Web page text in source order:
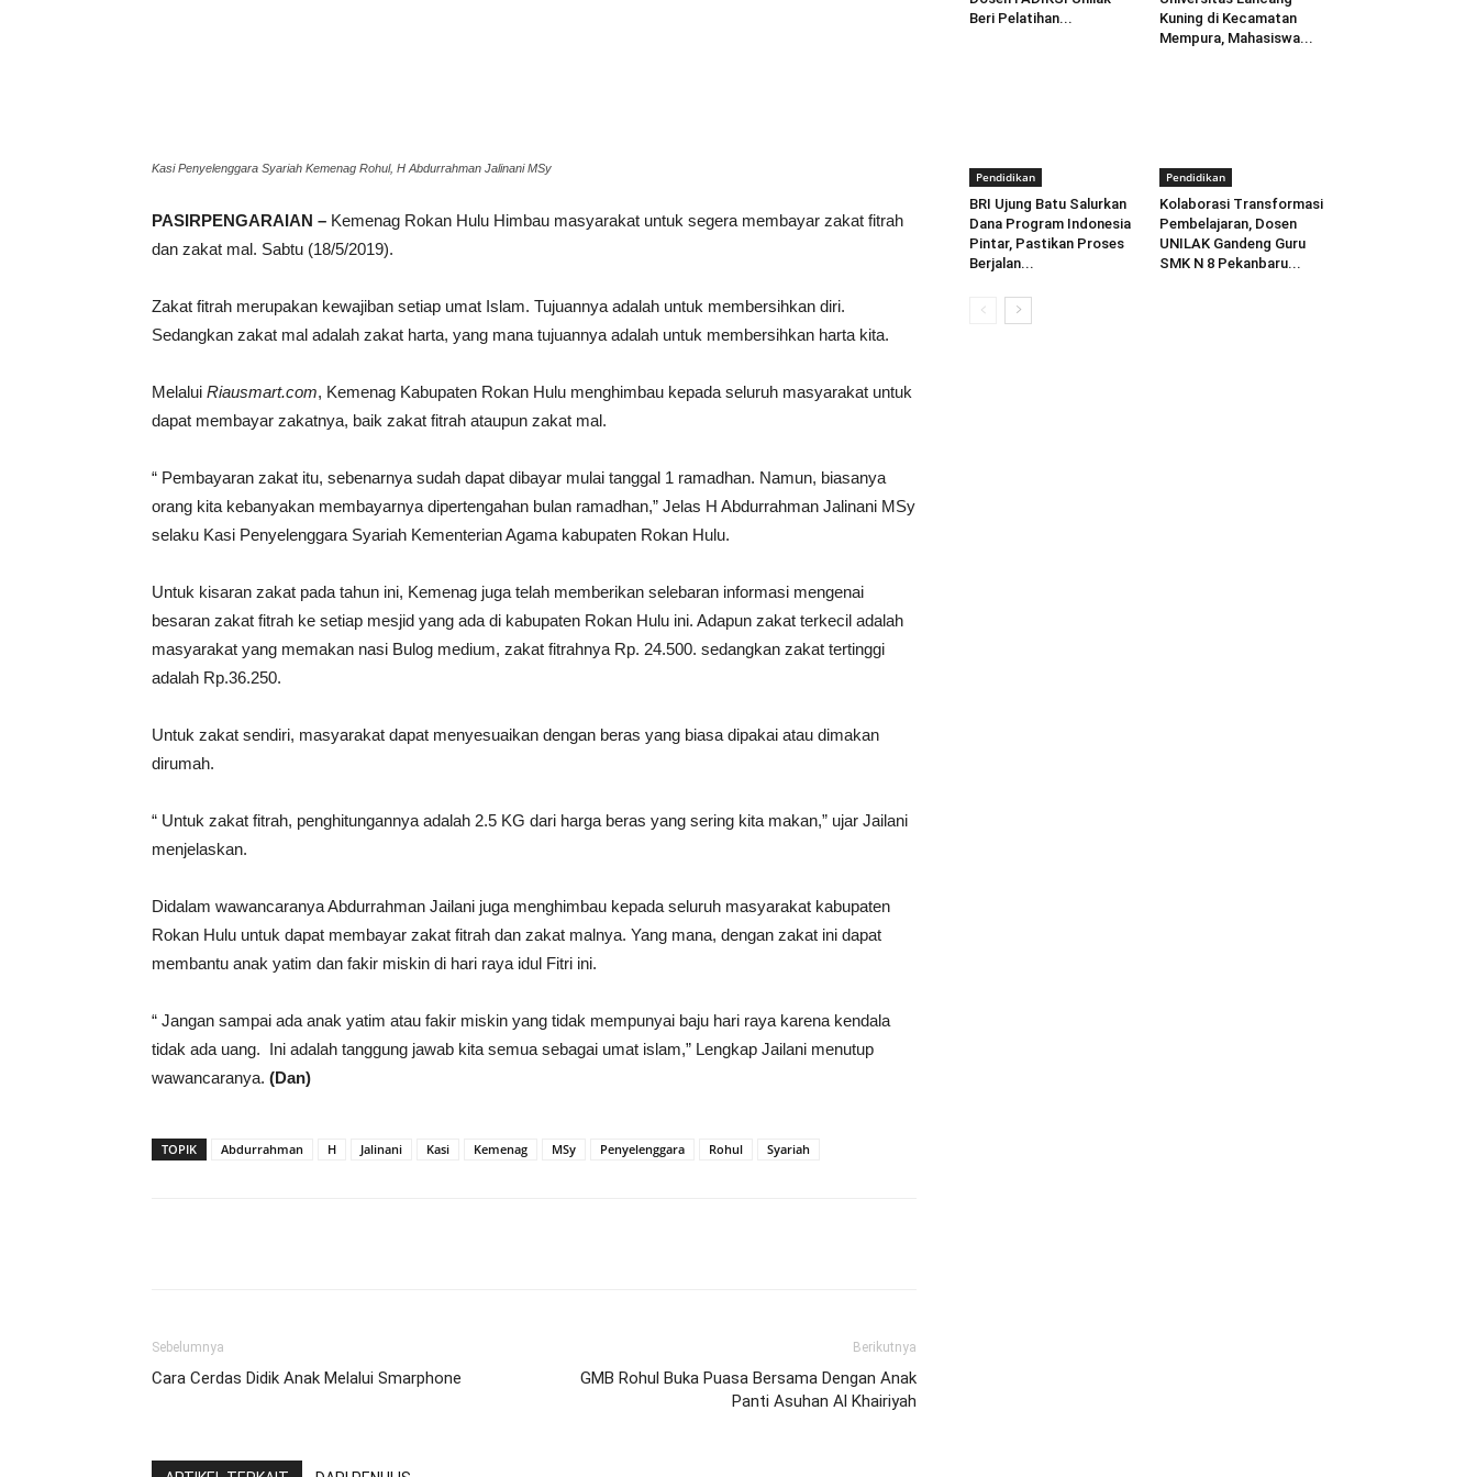
Kasi Penyelenggara Syariah Kemenag Rohul, H Abdurrahman Jalinani MSy
PASIRPENGARAIAN – Kemenag Rokan Hulu Himbau masyarakat untuk segera membayar zakat fitrah
dan zakat mal. Sabtu (18/5/2019).
Zakat fitrah merupakan kewajiban setiap umat Islam. Tujuannya adalah untuk membersihkan diri.
Sedangkan zakat mal adalah zakat harta, yang mana tujuannya adalah untuk membersihkan harta kita.
Melalui Riausmart.com, Kemenag Kabupaten Rokan Hulu menghimbau kepada seluruh masyarakat untuk
dapat membayar zakatnya, baik zakat fitrah ataupun zakat mal.
“ Pembayaran zakat itu, sebenarnya sudah dapat dibayar mulai tanggal 1 ramadhan. Namun, biasanya
orang kita kebanyakan membayarnya dipertengahan bulan ramadhan,” Jelas H Abdurrahman Jalinani MSy
selaku Kasi Penyelenggara Syariah Kementerian Agama kabupaten Rokan Hulu.
Untuk kisaran zakat pada tahun ini, Kemenag juga telah memberikan selebaran informasi mengenai
besaran zakat fitrah ke setiap mesjid yang ada di kabupaten Rokan Hulu ini. Adapun zakat terkecil adalah
masyarakat yang memakan nasi Bulog medium, zakat fitrahnya Rp. 24.500. sedangkan zakat tertinggi
adalah Rp.36.250.
Untuk zakat sendiri, masyarakat dapat menyesuaikan dengan beras yang biasa dipakai atau dimakan
dirumah.
“ Untuk zakat fitrah, penghitungannya adalah 2.5 KG dari harga beras yang sering kita makan,” ujar Jailani
menjelaskan.
Didalam wawancaranya Abdurrahman Jailani juga menghimbau kepada seluruh masyarakat kabupaten
Rokan Hulu untuk dapat membayar zakat fitrah dan zakat malnya. Yang mana, dengan zakat ini dapat
membantu anak yatim dan fakir miskin di hari raya idul Fitri ini.
“ Jangan sampai ada anak yatim atau fakir miskin yang tidak mempunyai baju hari raya karena kendala
tidak ada uang. Ini adalah tanggung jawab kita semua sebagai umat islam,” Lengkap Jailani menutup
wawancaranya. (Dan)
TOPIK Abdurrahman H Jalinani Kasi Kemenag MSy Penyelenggara Rohul Syariah
Sebelumnya
Cara Cerdas Didik Anak Melalui Smarphone
Berikutnya
GMB Rohul Buka Puasa Bersama Dengan Anak
Panti Asuhan Al Khairiyah
Beri Pelatihan...
Kuning di Kecamatan
Mempura, Mahasiswa...
Pendidikan
BRI Ujung Batu Salurkan
Dana Program Indonesia
Pintar, Pastikan Proses
Berjalan...
Pendidikan
Kolaborasi Transformasi
Pembelajaran, Dosen
UNILAK Gandeng Guru
SMK N 8 Pekanbaru...